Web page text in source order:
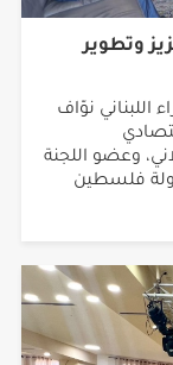
وتطوير
نوّاف
وعضو اللجنة
فلسطين